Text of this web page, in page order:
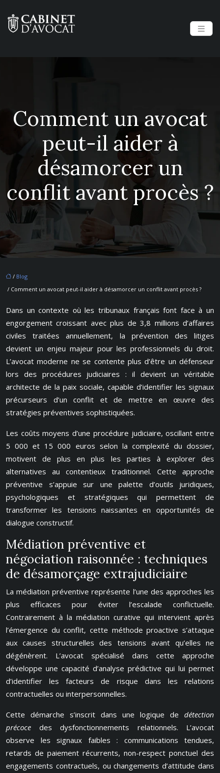
Comment un avocat
peut-il aider à
désamorcer un
conflit avant procès ?
/ Blog
/ Comment un avocat peut-il aider à désamorcer un conflit avant procès ?
Dans un contexte où les tribunaux français font face à un
engorgement croissant avec plus de 3,8 millions d’affaires
civiles traitées annuellement, la prévention des litiges
devient un enjeu majeur pour les professionnels du droit.
L’avocat moderne ne se contente plus d’être un défenseur
lors des procédures judiciaires : il devient un véritable
architecte de la paix sociale, capable d’identifier les signaux
précurseurs d’un conflit et de mettre en œuvre des
stratégies préventives sophistiquées.
Les coûts moyens d’une procédure judiciaire, oscillant entre
5 000 et 15 000 euros selon la complexité du dossier,
motivent de plus en plus les parties à explorer des
alternatives au contentieux traditionnel. Cette approche
préventive s’appuie sur une palette d’outils juridiques,
psychologiques et stratégiques qui permettent de
transformer les tensions naissantes en opportunités de
dialogue constructif.
Médiation préventive et
négociation raisonnée : techniques
de désamorçage extrajudiciaire
La médiation préventive représente l’une des approches les
plus efficaces pour éviter l’escalade conflictuelle.
Contrairement à la médiation curative qui intervient après
l’émergence du conflit, cette méthode proactive s’attaque
aux causes structurelles des tensions avant qu’elles ne
dégénèrent. L’avocat spécialisé dans cette approche
développe une capacité d’analyse prédictive qui lui permet
d’identifier les facteurs de risque dans les relations
contractuelles ou interpersonnelles.
Cette démarche s’inscrit dans une logique de détection
précoce des dysfonctionnements relationnels. L’avocat
observe les signaux faibles : communications tendues,
retards de paiement récurrents, non-respect ponctuel des
engagements contractuels, ou changements d’attitude dans